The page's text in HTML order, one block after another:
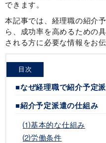
できます。
本記事では、経理職の紹介
ら、成功率を高めるための
される方に必要な情報をお伝
目次
■なぜ経理職で紹介予定
■紹介予定派遣の仕組み
⑴基本的な仕組み
⑵労働条件